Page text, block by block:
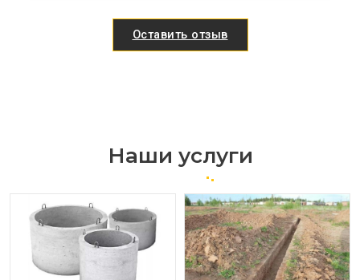
Оставить отзыв
Наши услуги